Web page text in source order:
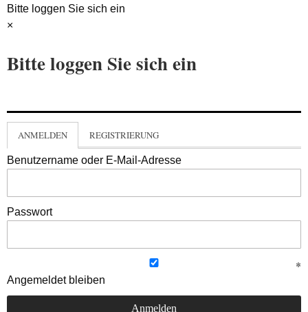
Bitte loggen Sie sich ein
×
Bitte loggen Sie sich ein
ANMELDEN REGISTRIERUNG
Benutzername oder E-Mail-Adresse
Passwort
Angemeldet bleiben